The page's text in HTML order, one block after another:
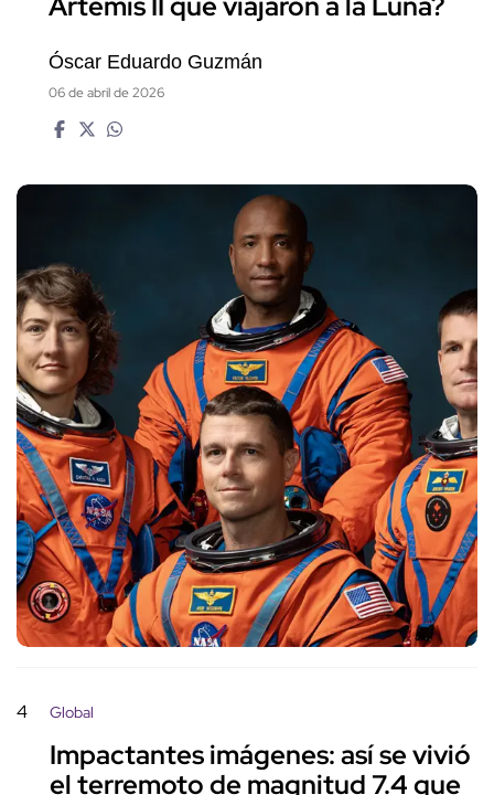
Óscar Eduardo Guzmán
06 de abril de 2026
4 Global
Impactantes imágenes: así se vivió
el terremoto de magnitud 7.4 que